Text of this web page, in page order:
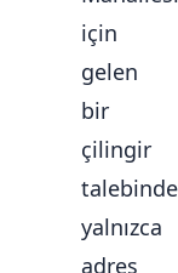
için
gelen
bir
çilingir
talebinde
yalnızca
adres